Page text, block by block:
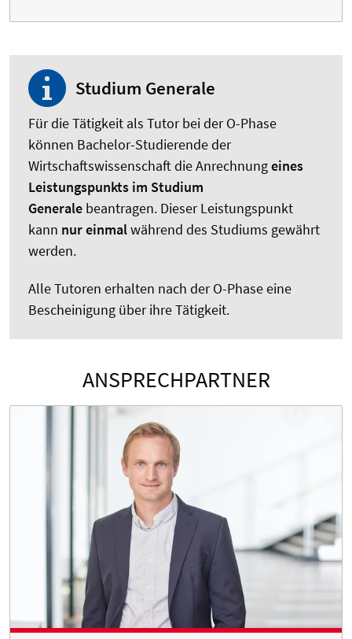
Studium Generale
Für die Tätigkeit als Tutor bei der O-Phase
können Bachelor-Studierende der
Wirtschaftswissenschaft die Anrechnungeines
Leistungspunkts im Studium
Generale beantragen. Dieser Leistungspunkt
kann nur einmalwährend des Studiums gewährt
werden.
Alle Tutoren erhalten nach der O-Phase eine
Bescheinigung über ihre Tätigkeit.
ANSPRECHPARTNER